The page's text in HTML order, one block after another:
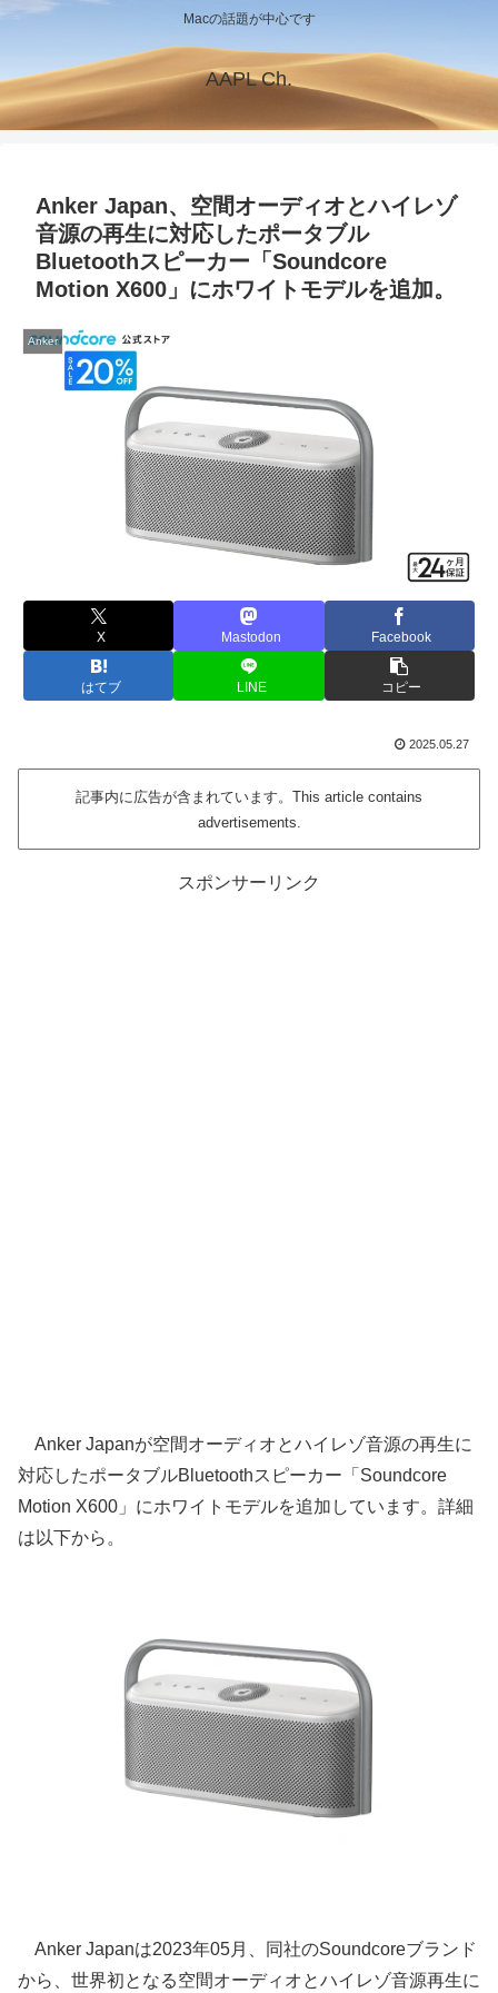
Macの話題が中心です
AAPL Ch.
Anker Japan、空間オーディオとハイレゾ
音源の再生に対応したポータブル
Bluetoothスピーカー「Soundcore
Motion X600」にホワイトモデルを追加。
Anker
X Mastodon Facebook
はてブ LINE コピー
2025.05.27
記事内に広告が含まれています。This article contains
advertisements.
スポンサーリンク
Anker Japanが空間オーディオとハイレゾ音源の再生に
対応したポータブルBluetoothスピーカー「Soundcore
Motion X600」にホワイトモデルを追加しています。詳細
は以下から。
Anker Japanは2023年05月、同社のSoundcoreブランド
から、世界初となる空間オーディオとハイレゾ音源再生に